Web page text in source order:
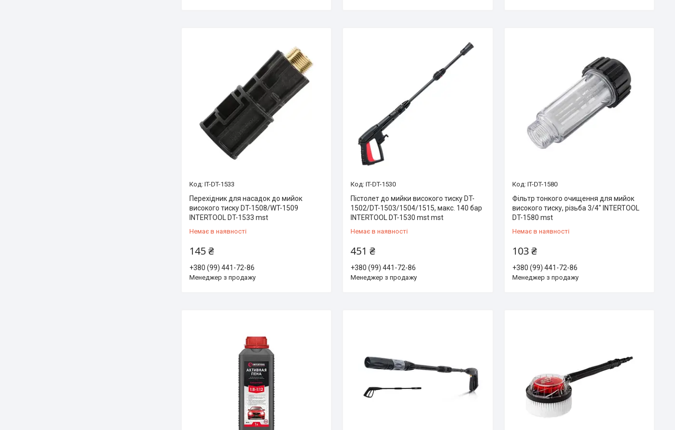
IT-DT-1533
Перехідник для насадок до мийок
високого тиску DT-1508/WT-1509
INTERTOOL DT-1533 mst
Немає в наявності
145 ₴
+380 (99) 441-72-86
Менеджер з продажу
IT-DT-1530
Пістолет до мийки високого тиску DT-
1502/DT-1503/1504/1515, макс. 140 бар
INTERTOOL DT-1530 mst mst
Немає в наявності
451 ₴
+380 (99) 441-72-86
Менеджер з продажу
IT-DT-1580
Фільтр тонкого очищення для мийок
високого тиску, різьба 3/4" INTERTOOL
DT-1580 mst
Немає в наявності
103 ₴
+380 (99) 441-72-86
Менеджер з продажу